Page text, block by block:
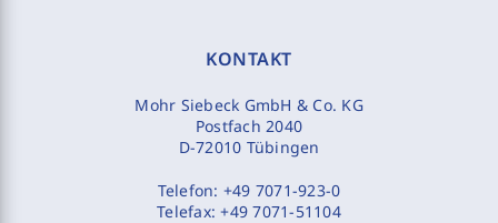
KONTAKT
Mohr Siebeck GmbH & Co. KG
Postfach 2040
D-72010 Tübingen
Telefon: +49 7071-923-0
Telefax:+49 7071-51104